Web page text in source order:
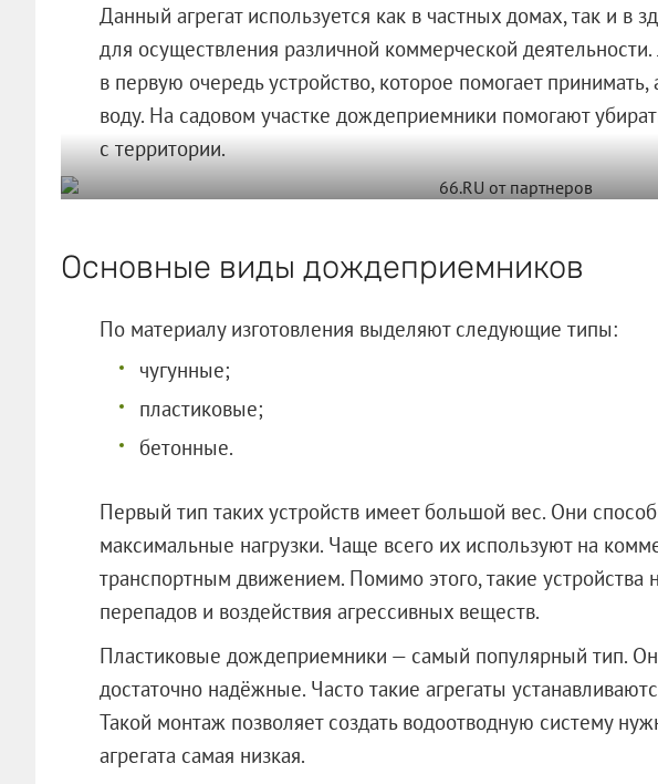
Данный агрегат используется как в частных домах, так и в
для осуществления различной коммерческой
в первую очередь устройство, которое помогает
воду. На садовом участке дождеприемники помогают
с территории.
Основные виды дождеприемников
По материалу изготовления выделяют следующие типы:
чугунные;
пластиковые;
бетонные.
Первый тип таких устройств имеет большой вес. Они
максимальные нагрузки. Чаще всего их используют на
транспортным движением. Помимо этого, такие устройства
перепадов и воздействия агрессивных веществ.
Пластиковые дождеприемники — самый популярный тип.
достаточно надёжные. Часто такие агрегаты
Такой монтаж позволяет создать водоотводную систему
агрегата самая низкая.